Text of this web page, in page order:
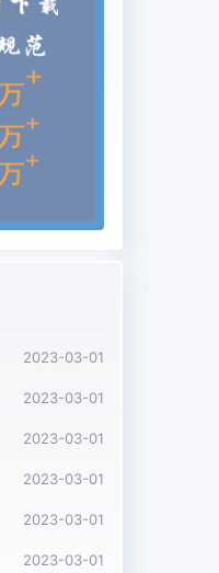
2023-03-01
2023-03-01
2023-03-01
2023-03-01
2023-03-01
2023-03-01